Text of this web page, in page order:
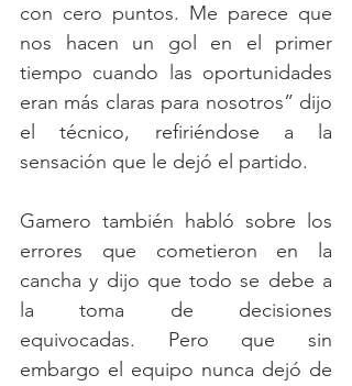
con cero puntos. Me parece que
nos hacen un gol en el primer
tiempo cuando las oportunidades
eran más claras para nosotros” dijo
el técnico, refiriéndose a la
sensación que le dejó el partido.
Gamero también habló sobre los
errores que cometieron en la
cancha y dijo que todo se debe a
la toma de decisiones
equivocadas. Pero que sin
embargo el equipo nunca dejó de